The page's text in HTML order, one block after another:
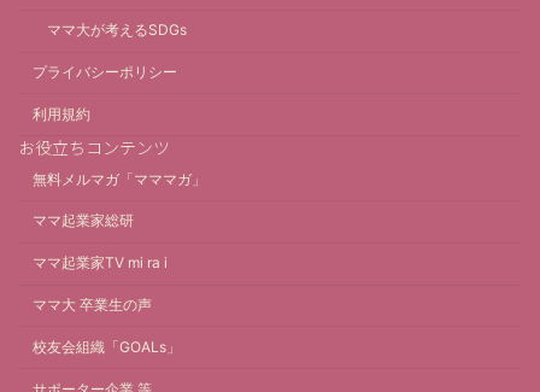
ママ大が考えるSDGs
プライバシーポリシー
利用規約
お役立ちコンテンツ
無料メルマガ「マママガ」
ママ起業家総研
ママ起業家TV mi ra i
ママ大 卒業生の声
校友会組織「GOALs」